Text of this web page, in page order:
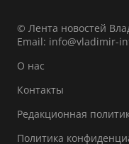
© Лента новостей
Email: info@vladimir-
О нас
Контакты
Редакционная
Политика